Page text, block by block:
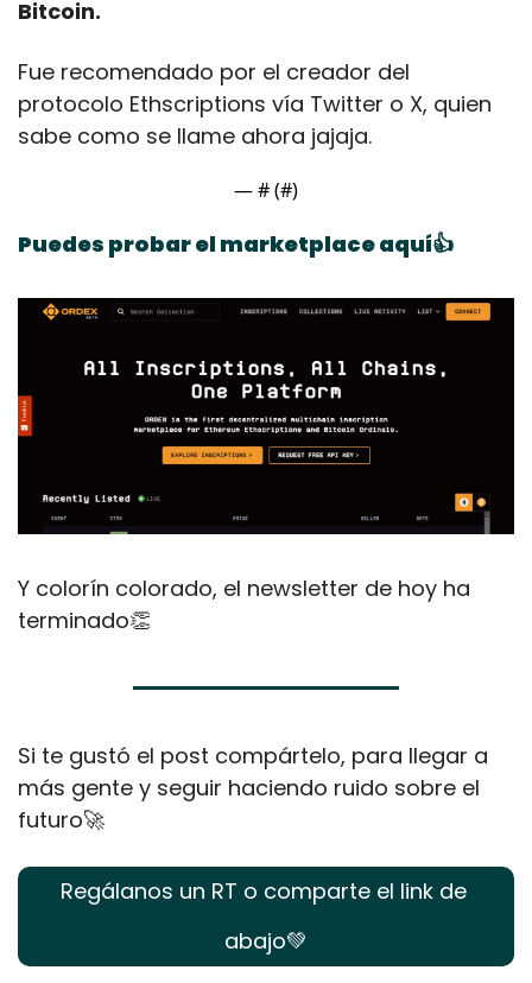
Bitcoin.
Fue recomendado por el creador del
protocolo Ethscriptions vía Twitter o X, quien
sabe como se llame ahora jajaja.
— # (#)
Puedes probar el marketplace aquí👍
Y colorín colorado, el newsletter de hoy ha
terminado👏
Si te gustó el post compártelo, para llegar a
más gente y seguir haciendo ruido sobre el
futuro🚀
Regálanos un RT o comparte el link de
abajo💚